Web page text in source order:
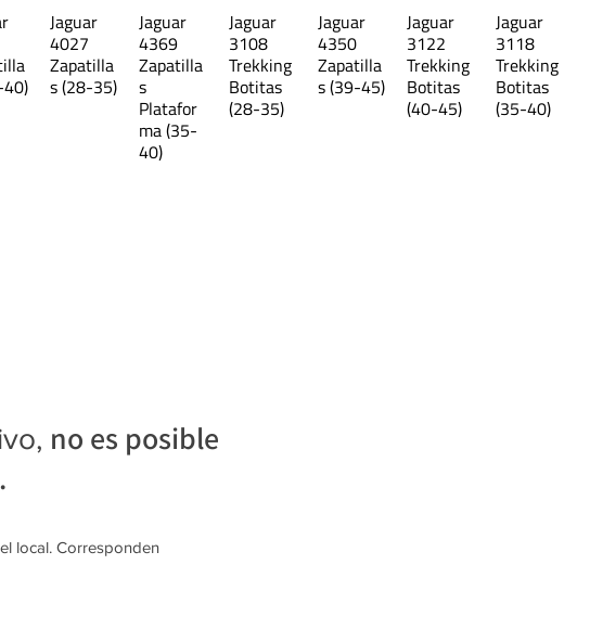
Jaguar
4027
Zapatilla
s (28-35)
Jaguar
4369
Zapatilla
s
Platafor
ma (35-
40)
Jaguar
3108
Trekking
Botitas
(28-35)
Jaguar
4350
Zapatilla
s (39-45)
Jaguar
3122
Trekking
Botitas
(40-45)
Jaguar
3118
Trekking
Botitas
(35-40)
no es posible
local. Corresponden